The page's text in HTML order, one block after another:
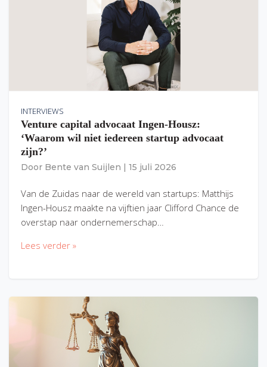
INTERVIEWS
Venture capital advocaat Ingen-Housz:
‘Waarom wil niet iedereen startup advocaat
zijn?’
Door Bente van Suijlen 15 juli 2026
Van de Zuidas naar de wereld van startups: Matthijs
Ingen-Housz maakte na vijftien jaar Clifford Chance de
overstap naar ondernemerschap…
Lees verder »